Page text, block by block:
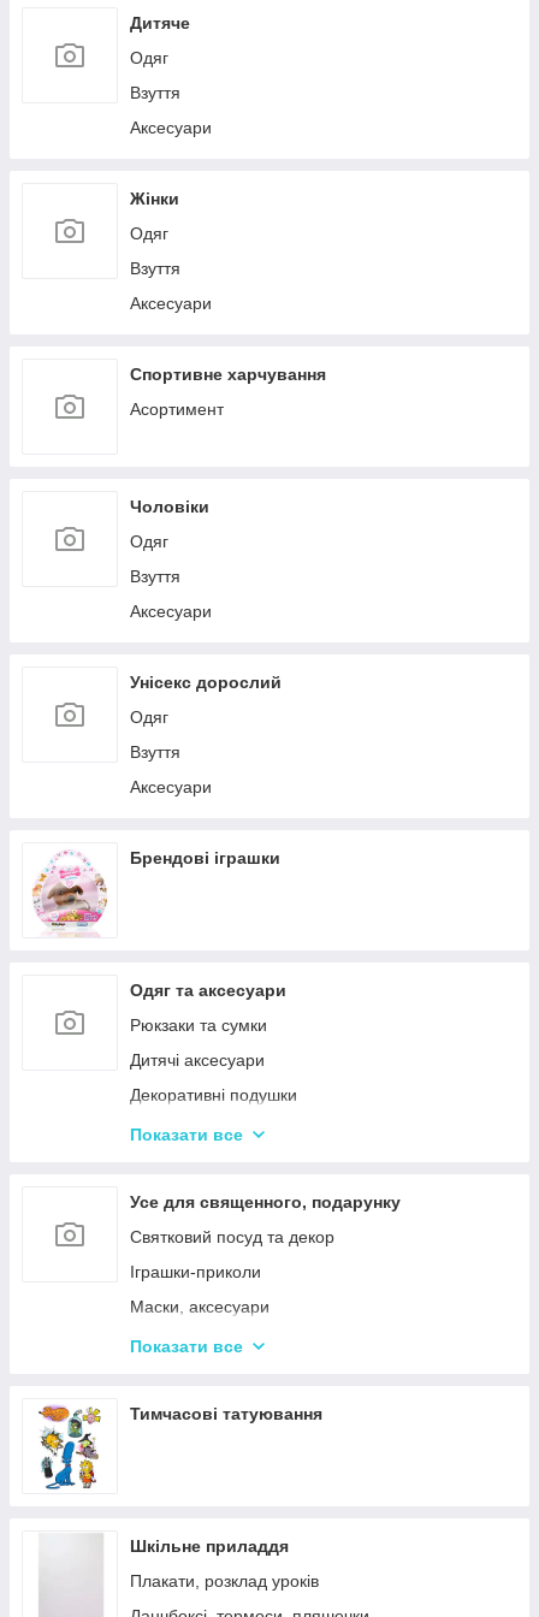
Дитяче
Одяг
Взуття
Аксесуари
Жінки
Одяг
Взуття
Аксесуари
Спортивне харчування
Асортимент
Чоловіки
Одяг
Взуття
Аксесуари
Унісекс дорослий
Одяг
Взуття
Аксесуари
Брендові іграшки
Одяг та аксесуари
Рюкзаки та сумки
Дитячі аксесуари
Декоративні подушки
Дитячі парасольки
Показати все
Усе для священного, подарунку
Святковий посуд та декор
Іграшки-приколи
Маски, аксесуари
Повітряні кульки
Фоторамки і фотоальбоми
Показати все
Тимчасові татуювання
Шкільне приладдя
Плакати, розклад уроків